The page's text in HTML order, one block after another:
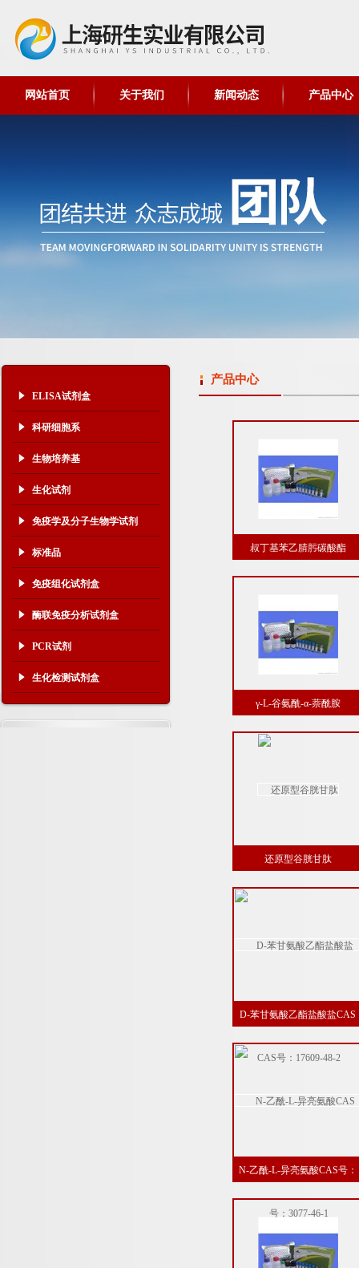
网站首页 关于我们 新闻动态 产品中心
ELISA试剂盒
科研细胞系
生物培养基
生化试剂
免疫学及分子生物学试剂
标准品
免疫组化试剂盒
酶联免疫分析试剂盒
PCR试剂
生化检测试剂盒
产品中心
叔丁基苯乙腈肟碳酸酯
γ-L-谷氨酰-α-萘酰胺
还原型谷胱甘肽
D-苯甘氨酸乙酯盐酸盐CAS
N-乙酰-L-异亮氨酸CAS号：